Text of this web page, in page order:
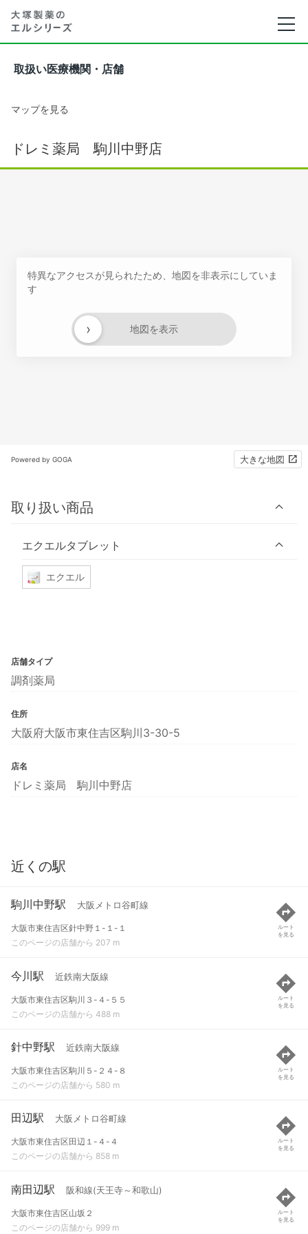
取扱い医療機関・店舗
マップを見る
ドレミ薬局 駒川中野店
特異なアクセスが見られたため、地図を非表示にしていま
す
地図を表示
›
Powered by GOGA 大きな地図
取り扱い商品
エクエルタブレット
エクエル
店舗タイプ
調剤薬局
住所
大阪府大阪市東住吉区駒川3-30-5
店名
ドレミ薬局 駒川中野店
近くの駅
駒川中野駅 大阪メトロ谷町線
大阪市東住吉区針中野１-１-１
このページの店舗から 207 m
ルート
を見る
今川駅 近鉄南大阪線
大阪市東住吉区駒川３-４-５５
このページの店舗から 488 m
ルート
を見る
針中野駅 近鉄南大阪線
大阪市東住吉区駒川５-２４-８
このページの店舗から 580 m
ルート
を見る
田辺駅 大阪メトロ谷町線
大阪市東住吉区田辺１-４-４
このページの店舗から 858 m
ルート
を見る
南田辺駅 阪和線(天王寺～和歌山)
大阪市東住吉区山坂２
このページの店舗から 999 m
ルート
を見る